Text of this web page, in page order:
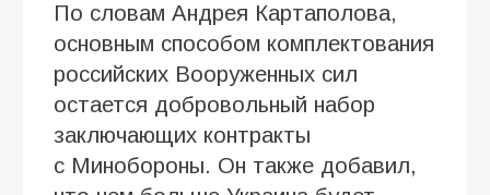
По словам Андрея Картаполова,
основным способом комплектования
российских Вооруженных сил
остается добровольный набор
заключающих контракты
с Минобороны. Он также добавил,